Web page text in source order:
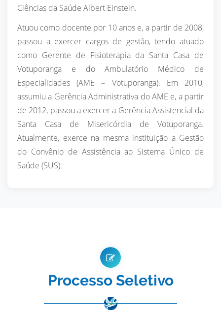
Ciências da Saúde Albert Einstein.
Atuou como docente por 10 anos e, a partir de 2008,
passou a exercer cargos de gestão, tendo atuado
como Gerente de Fisioterapia da Santa Casa de
Votuporanga e do Ambulatório Médico de
Especialidades (AME – Votuporanga). Em 2010,
assumiu a Gerência Administrativa do AME e, a partir
de 2012, passou a exercer a Gerência Assistencial da
Santa Casa de Misericórdia de Votuporanga.
Atualmente, exerce na mesma instituição a Gestão
do Convênio de Assistência ao Sistema Único de
Saúde (SUS).
Processo Seletivo